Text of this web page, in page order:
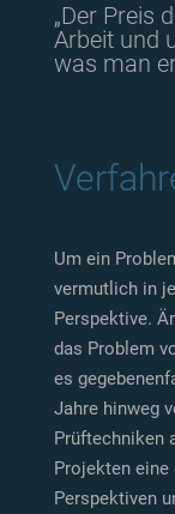
„Der Preis
Arbeit und
was man
Um ein
vermutlich in
Perspektive.
das Problem
es
Jahre hinweg
Prüftechniken
Projekten
Perspektiven